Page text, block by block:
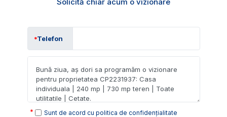
Telefon
Sunt de acord cu politica de confidențialitate